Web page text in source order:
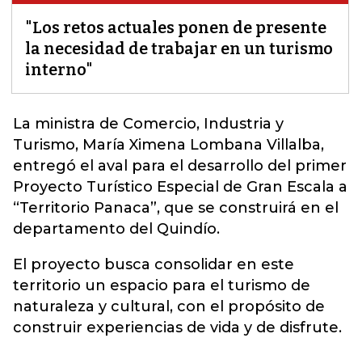
"Los retos actuales ponen de presente
la necesidad de trabajar en un turismo
interno"
La ministra de Comercio, Industria y
Turismo, María Ximena Lombana Villalba,
entregó el aval para el desarrollo del primer
Proyecto Turístico Especial de Gran Escala a
“Territorio Panaca”, que se construirá en el
departamento del Quindío.
El proyecto busca consolidar en este
territorio un espacio para el turismo de
naturaleza y cultural, con el propósito de
construir experiencias de vida y de disfrute.